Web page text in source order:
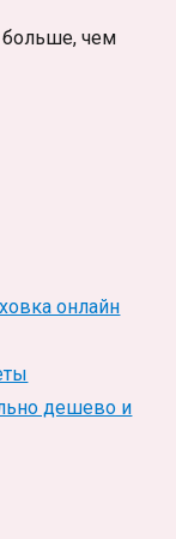
больше, чем
онлайн
дешево и